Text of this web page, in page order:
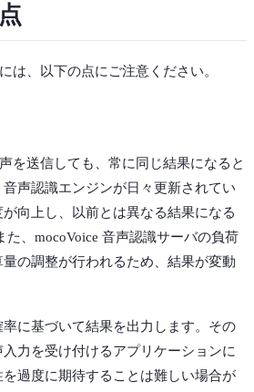
は、以下の点にご注意ください。
を送信しても、常に同じ結果になると
声認識エンジンが日々更新されてい
向上し、以前とは異なる結果になる
、mocoVoice 音声認識サーバの負荷
の調整が行われるため、結果が変動
に基づいて結果を出力します。その
力を受け付けるアプリケーションに
過度に期待することは難しい場合が